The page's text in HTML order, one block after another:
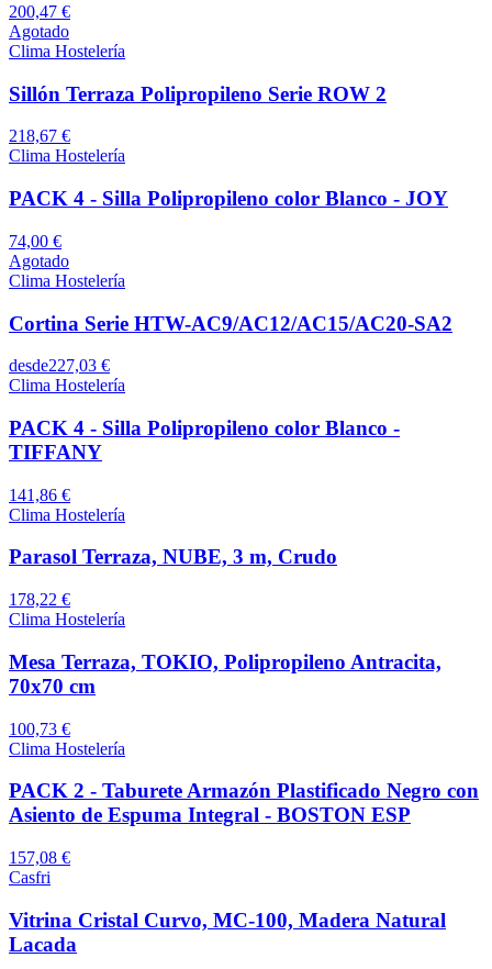
200,47 €
Agotado
Clima Hostelería
Sillón Terraza Polipropileno Serie ROW 2
218,67 €
Clima Hostelería
PACK 4 - Silla Polipropileno color Blanco - JOY
74,00 €
Agotado
Clima Hostelería
Cortina Serie HTW-AC9/AC12/AC15/AC20-SA2
desde227,03 €
Clima Hostelería
PACK 4 - Silla Polipropileno color Blanco -
TIFFANY
141,86 €
Clima Hostelería
Parasol Terraza, NUBE, 3 m, Crudo
178,22 €
Clima Hostelería
Mesa Terraza, TOKIO, Polipropileno Antracita,
70x70 cm
100,73 €
Clima Hostelería
PACK 2 - Taburete Armazón Plastificado Negro con
Asiento de Espuma Integral - BOSTON ESP
157,08 €
Casfri
Vitrina Cristal Curvo, MC-100, Madera Natural
Lacada